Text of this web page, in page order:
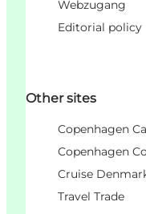
Webzugang
Editorial policy
Other sites
Copenhagen
Copenhagen
Cruise
Travel Trade